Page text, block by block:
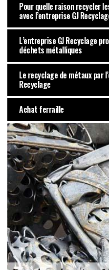
Pour quelle raison recycler
avec l’entreprise GJ
L’entreprise GJ Recyclage
déchets métalliques
Le recyclage de métaux par
Recyclage
Achat ferraille